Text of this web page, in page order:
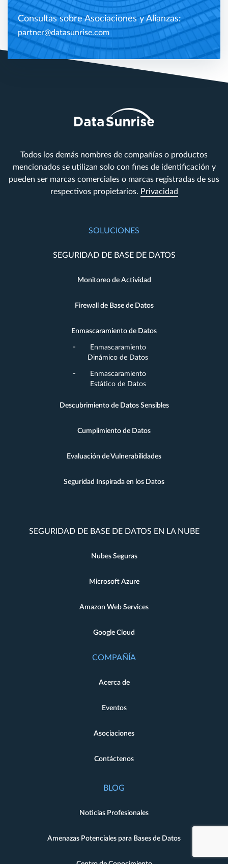
Consultas sobre Asociaciones y Alianzas:
partner@datasunrise.com
Todos los demás nombres de compañías o productos
mencionados se utilizan solo con fines de identificación y
pueden ser marcas comerciales o marcas registradas de sus
respectivos propietarios. Privacidad
SOLUCIONES
SEGURIDAD DE BASE DE DATOS
Monitoreo de Actividad
Firewall de Base de Datos
Enmascaramiento de Datos
Enmascaramiento
Dinámico de Datos
Enmascaramiento
Estático de Datos
Descubrimiento de Datos Sensibles
Cumplimiento de Datos
Evaluación de Vulnerabilidades
Seguridad Inspirada en los Datos
SEGURIDAD DE BASE DE DATOS EN LA NUBE
Nubes Seguras
Microsoft Azure
Amazon Web Services
Google Cloud
COMPAÑÍA
Acerca de
Eventos
Asociaciones
Contáctenos
BLOG
Noticias Profesionales
Amenazas Potenciales para Bases de Datos